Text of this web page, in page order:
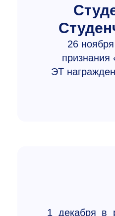
26
признания
ЭТ
1 декабря в